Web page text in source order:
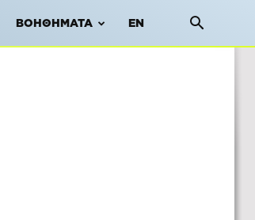
ΒΟΗΘΉΜΑΤΑ EN